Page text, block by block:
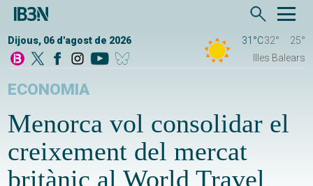
Dijous, 06 d'agost de 2026 31°C32°
25°
Illes Balears
ECONOMIA
Menorca vol consolidar el
creixement del mercat
britànic al World Travel